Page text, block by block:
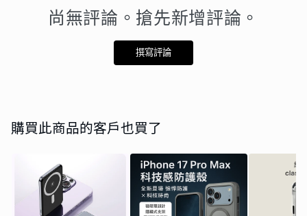
尚無評論。搶先新增評論。
撰寫評論
購買此商品的客戶也買了